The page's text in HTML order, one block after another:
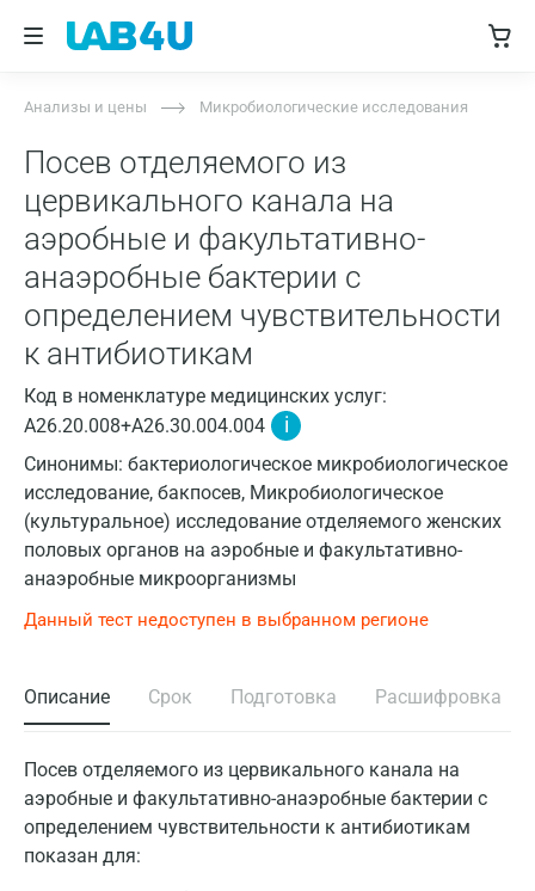
Анализы и цены Микробиологические исследования
Посев отделяемого из
цервикального канала на
аэробные и факультативно-
анаэробные бактерии с
определением чувствительности
к антибиотикам
Код в номенклатуре медицинских услуг:
A26.20.008+A26.30.004.004
i
Синонимы: бактериологическое микробиологическое
исследование, бакпосев, Микробиологическое
(культуральное) исследование отделяемого женских
половых органов на аэробные и факультативно-
анаэробные микроорганизмы
Данный тест недоступен в выбранном регионе
Описание Срок Подготовка Расшифровка
Посев отделяемого из цервикального канала на
аэробные и факультативно-анаэробные бактерии с
определением чувствительности к антибиотикам
показан для: